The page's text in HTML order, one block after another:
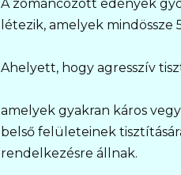
A zománcozott edények
létezik, amelyek
Ahelyett, hogy agresszív
amelyek gyakran káros
belső felületeinek
rendelkezésre állnak.